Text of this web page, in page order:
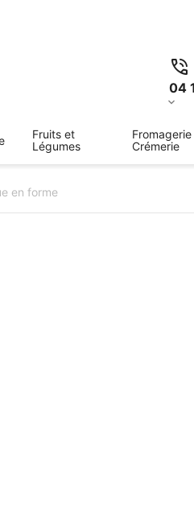
04
Fruits et
Légumes
Crémerie
en forme